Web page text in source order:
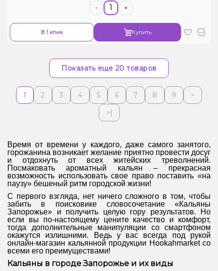
- +
В 1 клик Купить
Показать еще 20 товаров
1 2 3 4 5 6 7 8 9
>
>|
Время от времени у каждого, даже самого занятого,
горожанина возникает желание приятно провести досуг
и отдохнуть от всех житейских треволнений.
Посмаковать ароматный кальян – прекрасная
возможность использовать свое право поставить «на
паузу» бешеный ритм городской жизни!
С первого взгляда, нет ничего сложного в том, чтобы
забить в поисковике словосочетание «Кальяны
Запорожье» и получить целую гору результатов. Но
если вы по-настоящему цените качество и комфорт,
тогда дополнительные манипуляции со смартфоном
окажутся излишними. Ведь у вас всегда под рукой
онлайн-магазин кальянной продукции Hookahmarket со
всеми его преимуществами!
Кальяны в городе Запорожье и их виды